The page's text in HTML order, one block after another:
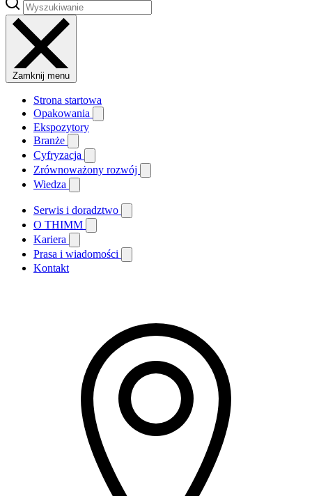
Zamknij menu
Strona startowa
Opakowania
Ekspozytory
Branże
Cyfryzacja
Zrównoważony rozwój
Wiedza
Serwis i doradztwo
O THIMM
Kariera
Prasa i wiadomości
Kontakt